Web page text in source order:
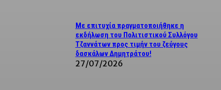
Με επιτυχία πραγματοποιήθηκε η
εκδήλωση του Πολιτιστικού Συλλόγου
Τζαννάτων προς τιμήν του ζεύγους
δασκάλων Δημητράτου!
27/07/2026